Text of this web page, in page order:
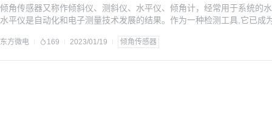
倾角传感器又称作倾斜仪、测斜仪、水平仪、倾角计，经常用于系统的
水平仪是自动化和电子测量技术发展的结果。作为一种检测工具,它已
被测平面相对于水平位置的倾斜度、两部件相互平行度和
东方微电 169 2023/01/19 倾角传感器